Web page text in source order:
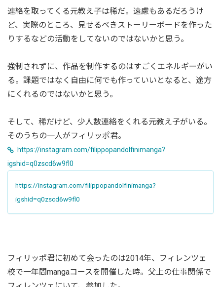
連絡を取ってくる元教え子は稀だ。遠慮もあるだろうけ
ど、実際のところ、見せるべきストーリーボードを作った
りするなどの活動をしてないのではないかと思う。
強制されずに、作品を制作するのはすごくエネルギーがい
る。課題ではなく自由に何でも作っていいとなると、途方
にくれるのではないかと思う。
そして、稀だけど、少人数連絡をくれる元教え子がいる。
そのうちの一人がフィリッポ君。
https://instagram.com/filippopandolfinimanga?
igshid=q0zscd6w9fl0
https://instagram.com/filippopandolfinimanga?
igshid=q0zscd6w9fl0
フィリッポ君に初めて会ったのは2014年、フィレンツェ
校で一年間mangaコースを開催した時。父上の仕事関係で